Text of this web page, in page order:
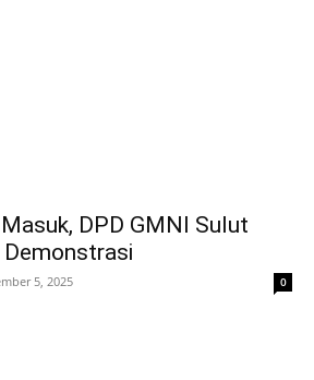
DPD GMNI Sulut
5, 2025 0